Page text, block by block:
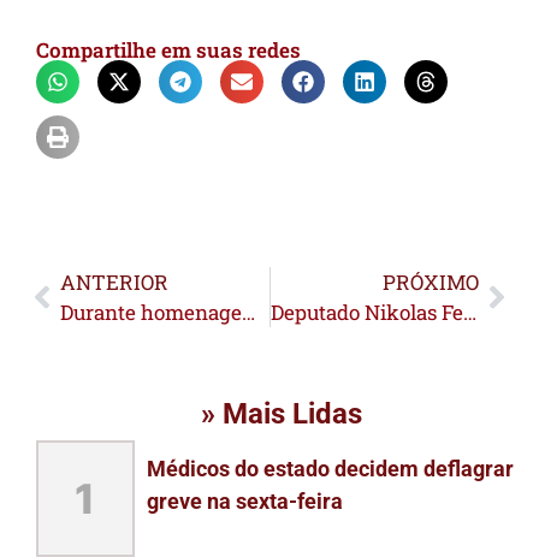
Compartilhe em suas redes
ANTERIOR
Durante homenagem inédita, Pedro Longo propõe dia estadual dos garis e margaridas
PRÓXIMO
Deputado Nikolas Ferreira chega ao Acre e tem como primeira agenda visita à Feijó
» Mais Lidas
1
Médicos do estado decidem deflagrar
greve na sexta-feira